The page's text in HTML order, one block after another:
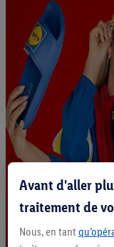
Avant d'aller
traitement de
Nous, en tant